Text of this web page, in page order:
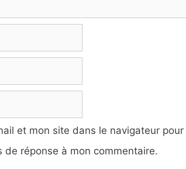
et mon site dans le navigateur
réponse à mon commentaire.